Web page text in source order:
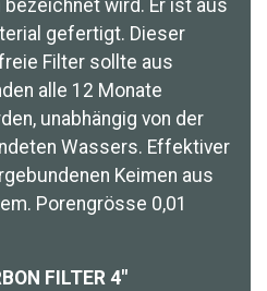
wird. Er ist aus
gefertigt. Dieser
Filter sollte aus
alle 12 Monate
unabhängig von der
Wassers. Effektiver
Keimen aus
Porengrösse 0,01
FILTER 4″